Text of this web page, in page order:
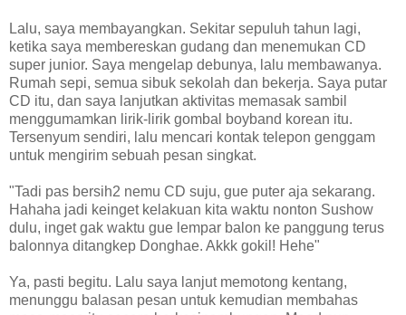
Lalu, saya membayangkan. Sekitar sepuluh tahun lagi,
ketika saya membereskan gudang dan menemukan CD
super junior. Saya mengelap debunya, lalu membawanya.
Rumah sepi, semua sibuk sekolah dan bekerja. Saya putar
CD itu, dan saya lanjutkan aktivitas memasak sambil
menggumamkan lirik-lirik gombal boyband korean itu.
Tersenyum sendiri, lalu mencari kontak telepon genggam
untuk mengirim sebuah pesan singkat.
"Tadi pas bersih2 nemu CD suju, gue puter aja sekarang.
Hahaha jadi keinget kelakuan kita waktu nonton Sushow
dulu, inget gak waktu gue lempar balon ke panggung terus
balonnya ditangkep Donghae. Akkk gokil! Hehe"
Ya, pasti begitu. Lalu saya lanjut memotong kentang,
menunggu balasan pesan untuk kemudian membahas